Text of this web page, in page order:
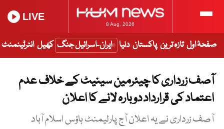
8 Aug, 2026
LIVE
صفحۂ اول تازہ ترین پاکستان دنیا ایران-اسرائیل جنگ کھیل انٹرٹینمنٹ
آصف زرداری کا چیئرمین سینیٹ کے خلاف عدم
اعتماد کی قرارداد دوبارہ لانے کا اعلان
آصف زرداری نے یہ اعلان آج پارلیمنٹ ہاؤس اسلام آباد